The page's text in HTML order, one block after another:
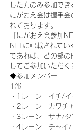
した方のみ参加でき
にがおえ会は握手
れております。
『にがおえ会参加
NFTに記載されて
であれば、どの部
してご参加いただく
◆参加メンバー
1部
・1レーン　イチ/イ
・2レーン　カワチ
・3レーン　サナ/タ
・4レーン　チャイ/